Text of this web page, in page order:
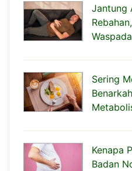
Jantung
Waspada
Sering
Kenapa
Badan